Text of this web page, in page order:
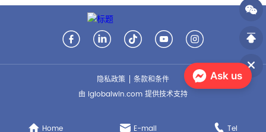
Home E-mail Tel
隐私政策
条款和条件
由 iglobalwin.com 提供技术支持
Ask us